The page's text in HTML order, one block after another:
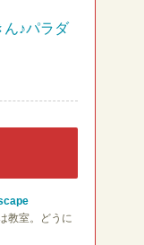
♪パラダ
教室。どうに